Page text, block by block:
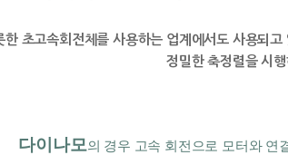
초고속회전체를 사용하는 업계에서도 사용되
정밀한 축정렬을 시
다이나모의 경우 고속 회전으로 모터와 연